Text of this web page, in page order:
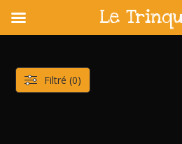
content
Filtré (0)
Le